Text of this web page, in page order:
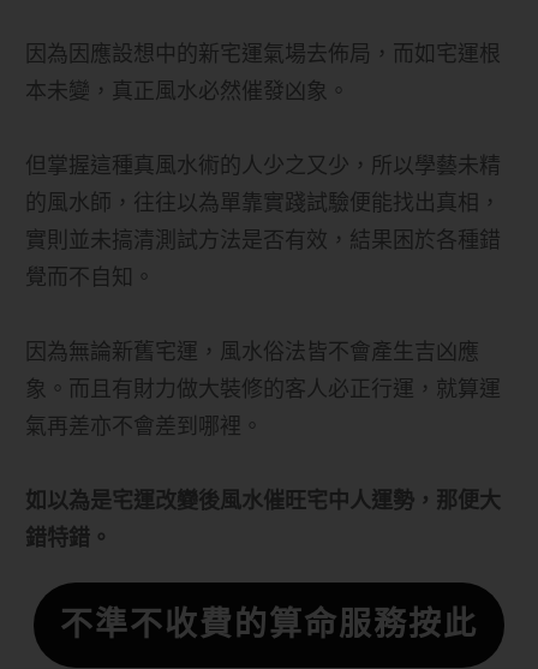
因為因應設想中的新宅運氣場去佈局，而如宅運根
本未變，真正風水必然催發凶象。
但掌握這種真風水術的人少之又少，所以學藝未精
的風水師，往往以為單靠實踐試驗便能找出真相，
實則並未搞清測試方法是否有效，結果困於各種錯
覺而不自知。
因為無論新舊宅運，風水俗法皆不會產生吉凶應
象。而且有財力做大裝修的客人必正行運，就算運
氣再差亦不會差到哪裡。
如以為是宅運改變後風水催旺宅中人運勢，那便大
錯特錯。
不準不收費的算命服務按此